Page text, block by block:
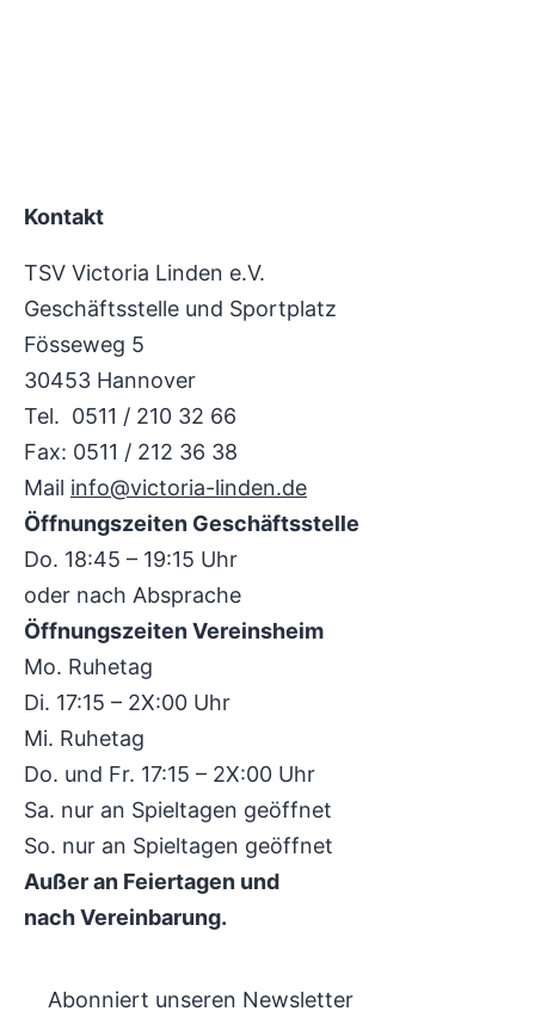
Kontakt
TSV Victoria Linden e.V.
Geschäftsstelle und Sportplatz
Fösseweg 5
30453 Hannover
Tel. 0511 / 210 32 66
Fax: 0511 / 212 36 38
Mail info@victoria-linden.de
Öffnungszeiten Geschäftsstelle
Do. 18:45 – 19:15 Uhr
oder nach Absprache
Öffnungszeiten Vereinsheim
Mo. Ruhetag
Di. 17:15 – 2X:00 Uhr
Mi. Ruhetag
Do. und Fr. 17:15 – 2X:00 Uhr
Sa. nur an Spieltagen geöffnet
So. nur an Spieltagen geöffnet
Außer an Feiertagen und
nach Vereinbarung.
Abonniert unseren Newsletter